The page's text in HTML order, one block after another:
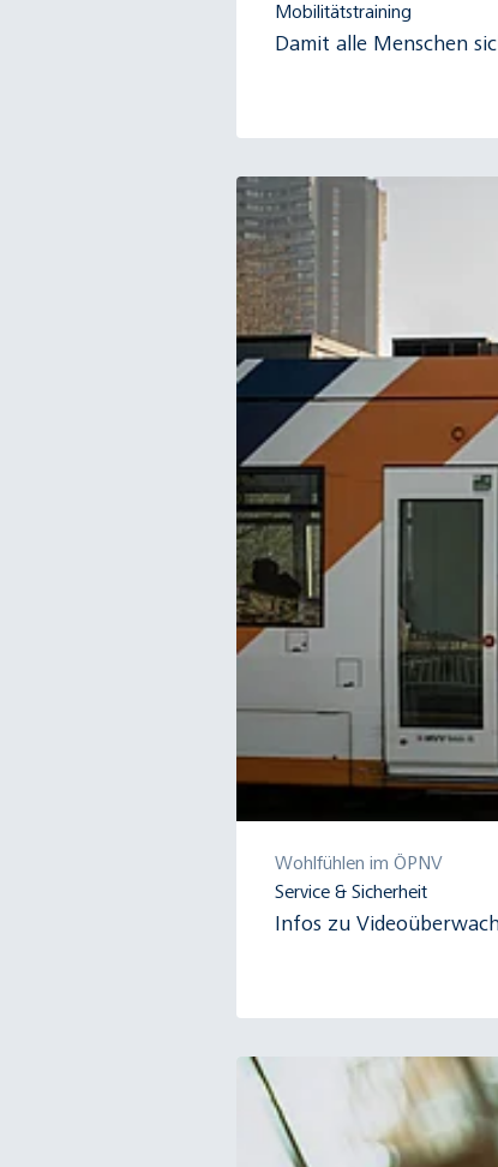
Mobilitätstraining
Damit alle Menschen
Wohlfühlen im ÖPNV
Service & Sicherheit
Infos zu